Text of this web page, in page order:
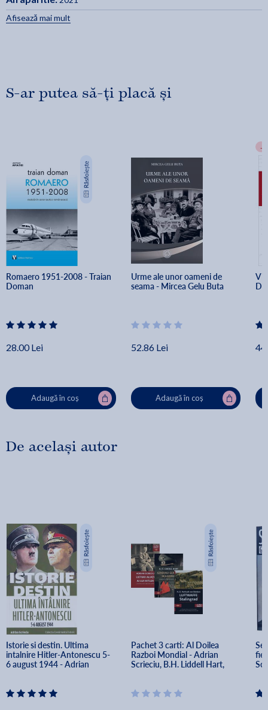
Afisează mai mult
S-ar putea să-ți placă și
Romaero 1951-2008 - Traian
Doman
28.00 Lei
Adaugă în coș
Urme ale unor oameni de
seama - Mircea Gelu Buta
52.86 Lei
Adaugă în coș
-
De același autor
Istorie si destin. Ultima
intalnire Hitler-Antonescu 5-
6 august 1944 - Adrian
Pachet 3 carti: Al Doilea
Razboi Mondial - Adrian
Scrieciu, B.H. Liddell Hart,